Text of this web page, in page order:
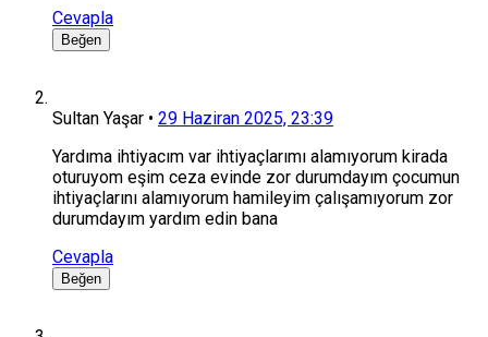
Cevapla
Beğen
Sultan Yaşar • 29 Haziran 2025, 23:39
Yardıma ihtiyacım var ihtiyaçlarımı alamıyorum kirada
oturuyom eşim ceza evinde zor durumdayım çocumun
ihtiyaçlarını alamıyorum hamileyim çalışamıyorum zor
durumdayım yardım edin bana
Cevapla
Beğen